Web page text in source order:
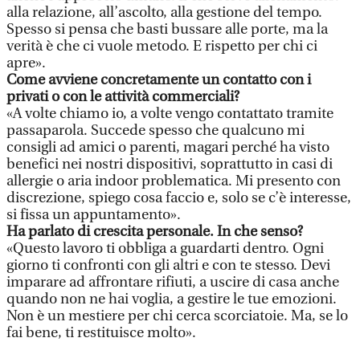
alla relazione, all’ascolto, alla gestione del tempo.
Spesso si pensa che basti bussare alle porte, ma la
verità è che ci vuole metodo. E rispetto per chi ci
apre».
Come avviene concretamente un contatto con i
privati o con le attività commerciali?
«A volte chiamo io, a volte vengo contattato tramite
passaparola. Succede spesso che qualcuno mi
consigli ad amici o parenti, magari perché ha visto
benefici nei nostri dispositivi, soprattutto in casi di
allergie o aria indoor problematica. Mi presento con
discrezione, spiego cosa faccio e, solo se c’è interesse,
si fissa un appuntamento».
Ha parlato di crescita personale. In che senso?
«Questo lavoro ti obbliga a guardarti dentro. Ogni
giorno ti confronti con gli altri e con te stesso. Devi
imparare ad affrontare rifiuti, a uscire di casa anche
quando non ne hai voglia, a gestire le tue emozioni.
Non è un mestiere per chi cerca scorciatoie. Ma, se lo
fai bene, ti restituisce molto».